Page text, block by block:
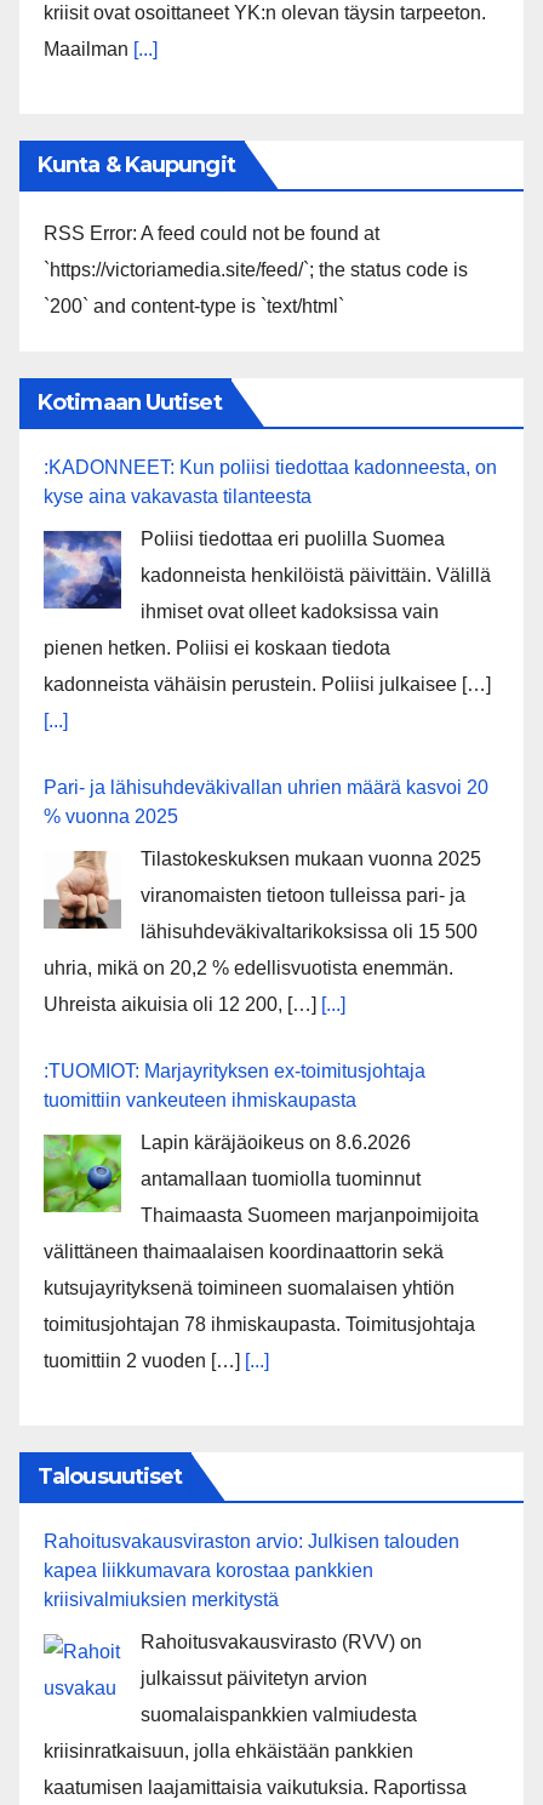
kriisit ovat osoittaneet YK:n olevan täysin tarpeeton.
Maailman [...]
Kunta & Kaupungit
RSS Error: A feed could not be found at
`https://victoriamedia.site/feed/`; the status code is
`200` and content-type is `text/html`
Kotimaan Uutiset
:KADONNEET: Kun poliisi tiedottaa kadonneesta, on
kyse aina vakavasta tilanteesta
Poliisi tiedottaa eri puolilla Suomea
kadonneista henkilöistä päivittäin. Välillä
ihmiset ovat olleet kadoksissa vain
pienen hetken. Poliisi ei koskaan tiedota
kadonneista vähäisin perustein. Poliisi julkaisee […]
[...]
Pari- ja lähisuhdeväkivallan uhrien määrä kasvoi 20
% vuonna 2025
Tilastokeskuksen mukaan vuonna 2025
viranomaisten tietoon tulleissa pari- ja
lähisuhdeväkivaltarikoksissa oli 15 500
uhria, mikä on 20,2 % edellisvuotista enemmän.
Uhreista aikuisia oli 12 200, […] [...]
:TUOMIOT: Marjayrityksen ex-toimitusjohtaja
tuomittiin vankeuteen ihmiskaupasta
Lapin käräjäoikeus on 8.6.2026
antamallaan tuomiolla tuominnut
Thaimaasta Suomeen marjanpoimijoita
välittäneen thaimaalaisen koordinaattorin sekä
kutsujayrityksenä toimineen suomalaisen yhtiön
toimitusjohtajan 78 ihmiskaupasta. Toimitusjohtaja
tuomittiin 2 vuoden […] [...]
Talousuutiset
Rahoitusvakausviraston arvio: Julkisen talouden
kapea liikkumavara korostaa pankkien
kriisivalmiuksien merkitystä
Rahoitusvakausvirasto (RVV) on
julkaissut päivitetyn arvion
suomalaispankkien valmiudesta
kriisinratkaisuun, jolla ehkäistään pankkien
kaatumisen laajamittaisia vaikutuksia. Raportissa